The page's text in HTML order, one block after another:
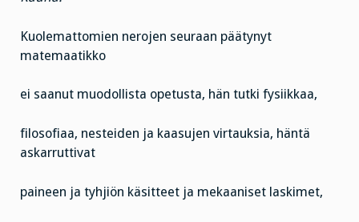
Kuolemattomien nerojen seuraan päätynyt
matemaatikko
ei saanut muodollista opetusta, hän tutki fysiikkaa,
filosofiaa, nesteiden ja kaasujen virtauksia, häntä
askarruttivat
paineen ja tyhjiön käsitteet ja mekaaniset laskimet,